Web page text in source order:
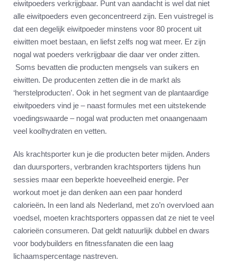
eiwitpoeders verkrijgbaar. Punt van aandacht is wel dat niet
alle eiwitpoeders even geconcentreerd zijn. Een vuistregel is
dat een degelijk eiwitpoeder minstens voor 80 procent uit
eiwitten moet bestaan, en liefst zelfs nog wat meer. Er zijn
nogal wat poeders verkrijgbaar die daar ver onder zitten.
Soms bevatten die producten mengsels van suikers en
eiwitten. De producenten zetten die in de markt als
‘herstelproducten’. Ook in het segment van de plantaardige
eiwitpoeders vind je – naast formules met een uitstekende
voedingswaarde – nogal wat producten met onaangenaam
veel koolhydraten en vetten.
Als krachtsporter kun je die producten beter mijden. Anders
dan duursporters, verbranden krachtsporters tijdens hun
sessies maar een beperkte hoeveelheid energie. Per
workout moet je dan denken aan een paar honderd
calorieën. In een land als Nederland, met zo’n overvloed aan
voedsel, moeten krachtsporters oppassen dat ze niet te veel
calorieën consumeren. Dat geldt natuurlijk dubbel en dwars
voor bodybuilders en fitnessfanaten die een laag
lichaamspercentage nastreven.